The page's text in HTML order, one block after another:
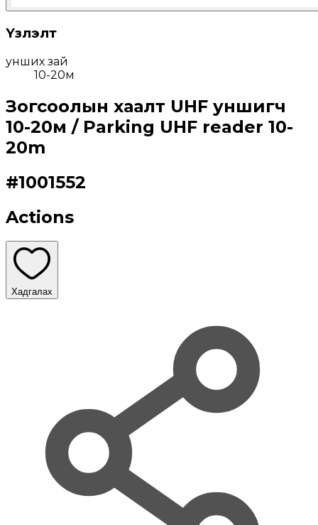
Үзүүлэлт
унших зай
10-20м
Зогсоолын хаалт UHF уншигч
10-20м / Parking UHF reader 10-
20m
#1001552
Actions
Хадгалах